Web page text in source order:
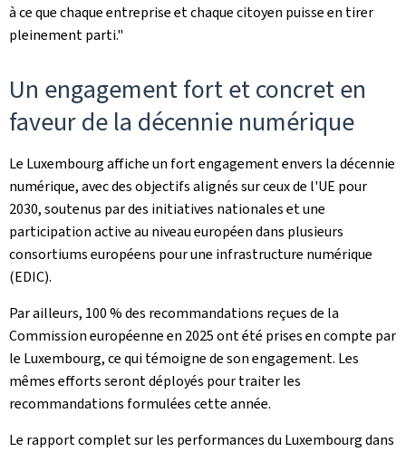
à ce que chaque entreprise et chaque citoyen puisse en tirer
pleinement parti."
Un engagement fort et concret en
faveur de la décennie numérique
Le Luxembourg affiche un fort engagement envers la décennie
numérique, avec des objectifs alignés sur ceux de l'UE pour
2030, soutenus par des initiatives nationales et une
participation active au niveau européen dans plusieurs
consortiums européens pour une infrastructure numérique
(EDIC).
Par ailleurs, 100 % des recommandations reçues de la
Commission européenne en 2025 ont été prises en compte par
le Luxembourg, ce qui témoigne de son engagement. Les
mêmes efforts seront déployés pour traiter les
recommandations formulées cette année.
Le rapport complet sur les performances du Luxembourg dans